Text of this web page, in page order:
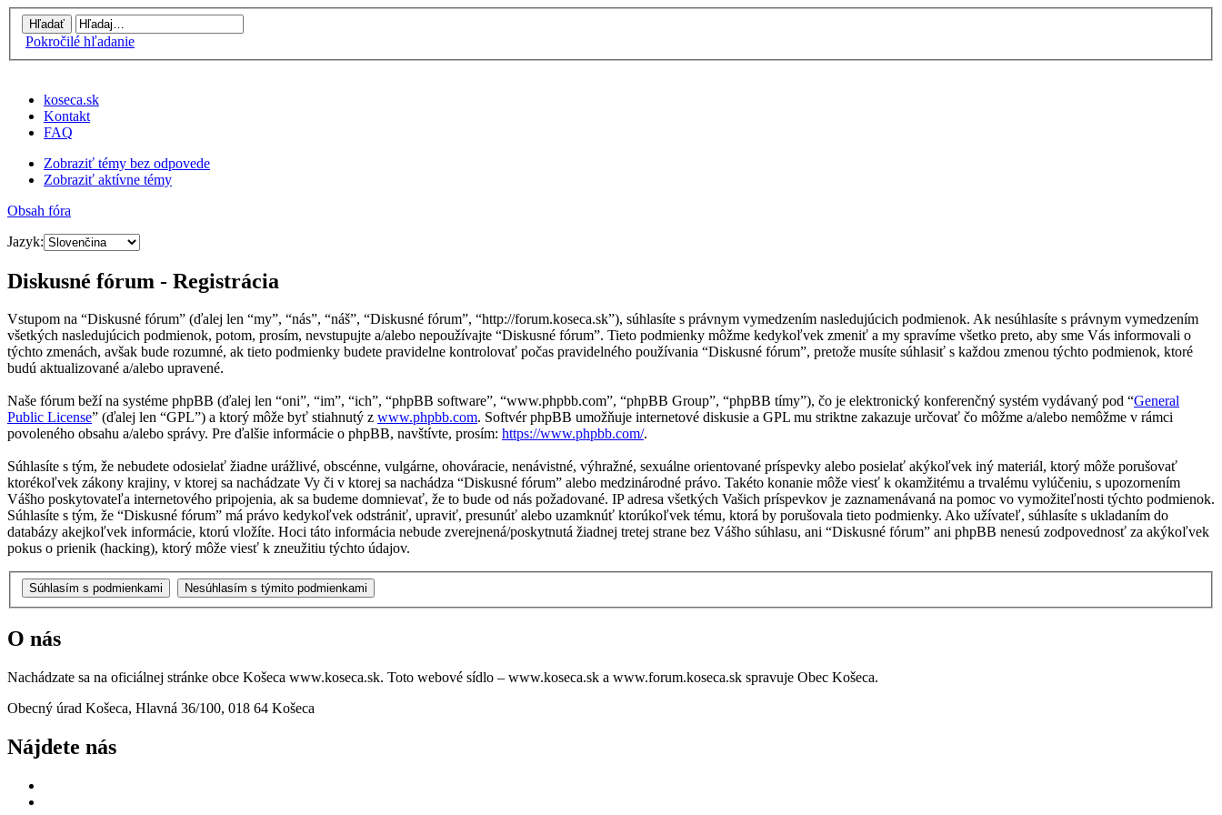
Pokročilé hľadanie
koseca.sk
Kontakt
FAQ
Zobraziť témy bez odpovede
Zobraziť aktívne témy
Obsah fóra
Jazyk:
Diskusné fórum - Registrácia
Vstupom na “Diskusné fórum” (ďalej len “my”, “nás”, “náš”, “Diskusné fórum”, “http://forum.koseca.sk”), súhlasíte s právnym vymedzením nasledujúcich podmienok. Ak nesúhlasíte s právnym vymedzením
všetkých nasledujúcich podmienok, potom, prosím, nevstupujte a/alebo nepoužívajte “Diskusné fórum”. Tieto podmienky môžme kedykoľvek zmeniť a my spravíme všetko preto, aby sme Vás informovali o
týchto zmenách, avšak bude rozumné, ak tieto podmienky budete pravidelne kontrolovať počas pravidelného používania “Diskusné fórum”, pretože musíte súhlasiť s každou zmenou týchto podmienok, ktoré
budú aktualizované a/alebo upravené.
Naše fórum beží na systéme phpBB (ďalej len “oni”, “im”, “ich”, “phpBB software”, “www.phpbb.com”, “phpBB Group”, “phpBB tímy”), čo je elektronický konferenčný systém vydávaný pod “General
Public License” (ďalej len “GPL”) a ktorý môže byť stiahnutý z www.phpbb.com. Softvér phpBB umožňuje internetové diskusie a GPL mu striktne zakazuje určovať čo môžme a/alebo nemôžme v rámci
povoleného obsahu a/alebo správy. Pre ďalšie informácie o phpBB, navštívte, prosím: https://www.phpbb.com/.
Súhlasíte s tým, že nebudete odosielať žiadne urážlivé, obscénne, vulgárne, ohováracie, nenávistné, výhražné, sexuálne orientované príspevky alebo posielať akýkoľvek iný materiál, ktorý môže porušovať
ktorékoľvek zákony krajiny, v ktorej sa nachádzate Vy či v ktorej sa nachádza “Diskusné fórum” alebo medzinárodné právo. Takéto konanie môže viesť k okamžitému a trvalému vylúčeniu, s upozornením
Vášho poskytovateľa internetového pripojenia, ak sa budeme domnievať, že to bude od nás požadované. IP adresa všetkých Vašich príspevkov je zaznamenávaná na pomoc vo vymožiteľnosti týchto podmienok.
Súhlasíte s tým, že “Diskusné fórum” má právo kedykoľvek odstrániť, upraviť, presunúť alebo uzamknúť ktorúkoľvek tému, ktorá by porušovala tieto podmienky. Ako užívateľ, súhlasíte s ukladaním do
databázy akejkoľvek informácie, ktorú vložíte. Hoci táto informácia nebude zverejnená/poskytnutá žiadnej tretej strane bez Vášho súhlasu, ani “Diskusné fórum” ani phpBB nenesú zodpovednosť za akýkoľvek
pokus o prienik (hacking), ktorý môže viesť k zneužitiu týchto údajov.
O nás
Nachádzate sa na oficiálnej stránke obce Košeca www.koseca.sk. Toto webové sídlo – www.koseca.sk a www.forum.koseca.sk spravuje Obec Košeca.
Obecný úrad Košeca, Hlavná 36/100, 018 64 Košeca
Nájdete nás